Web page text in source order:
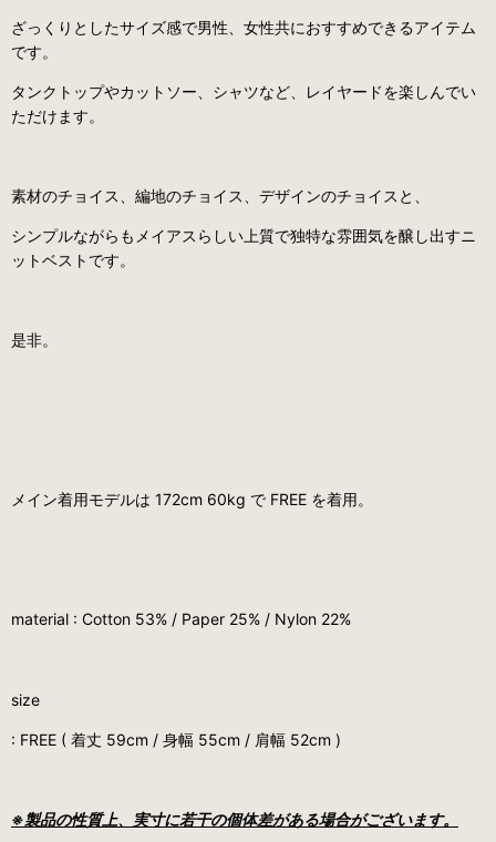
ざっくりとしたサイズ感で男性、女性共におすすめできるアイテム
です。
タンクトップやカットソー、シャツなど、レイヤードを楽しんでい
ただけます。
素材のチョイス、編地のチョイス、デザインのチョイスと、
シンプルながらもメイアスらしい上質で独特な雰囲気を醸し出すニ
ットベストです。
是非。
メイン着用モデルは 172cm 60kg で FREE を着用。
material : Cotton 53% / Paper 25% / Nylon 22%
size
: FREE ( 着丈 59cm / 身幅 55cm / 肩幅 52cm )
※製品の性質上、実寸に若干の個体差がある場合がございます。